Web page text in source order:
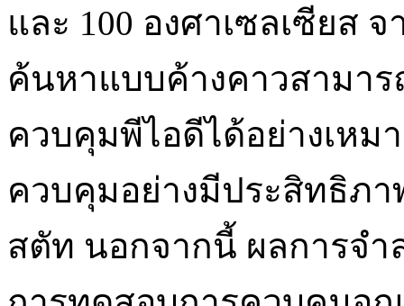
และ 100 องศาเซลเซียส
ค้นหาแบบค้างคาวสามาร
ควบคุมพีไอดีได้อย่างเหม
ควบคุมอย่างมีประสิทธิภ
สตัท นอกจากนี้ ผลการจำ